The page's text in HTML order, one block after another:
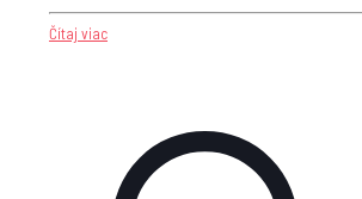
Čítaj viac